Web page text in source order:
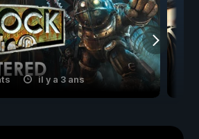
il y a 3 ans